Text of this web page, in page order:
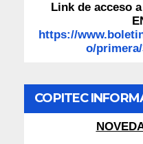
Link de acceso
https://
o/primera/
COPITEC